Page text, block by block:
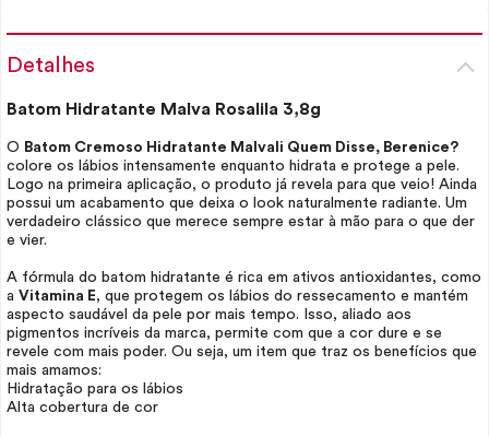
Detalhes
Batom Hidratante Malva Rosalila 3,8g
O Batom Cremoso Hidratante Malvali Quem Disse, Berenice?
colore os lábios intensamente enquanto hidrata e protege a pele.
Logo na primeira aplicação, o produto já revela para que veio! Ainda
possui um acabamento que deixa o look naturalmente radiante. Um
verdadeiro clássico que merece sempre estar à mão para o que der
e vier.
A fórmula do batom hidratante é rica em ativos antioxidantes, como
a Vitamina E, que protegem os lábios do ressecamento e mantém
aspecto saudável da pele por mais tempo. Isso, aliado aos
pigmentos incríveis da marca, permite com que a cor dure e se
revele com mais poder. Ou seja, um item que traz os benefícios que
mais amamos:
Hidratação para os lábios
Alta cobertura de cor